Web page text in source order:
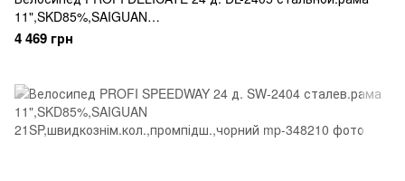
11",SKD85%,SAIGUAN
21SP,скоростн.кол.,промподш.,розовый
4 469 грн